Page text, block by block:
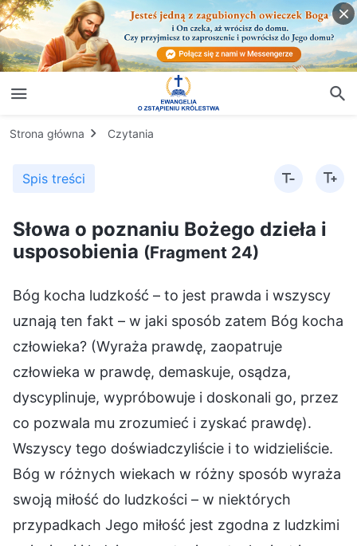
Strona główna Czytania
Spis treści
Słowa o poznaniu Bożego dzieła i
usposobienia (Fragment 24)
Bóg kocha ludzkość – to jest prawda i wszyscy
uznają ten fakt – w jaki sposób zatem Bóg kocha
człowieka? (Wyraża prawdę, zaopatruje
człowieka w prawdę, demaskuje, osądza,
dyscyplinuje, wypróbowuje i doskonali go, przez
co pozwala mu zrozumieć i zyskać prawdę).
Wszyscy tego doświadczyliście i to widzieliście.
Bóg w różnych wiekach w różny sposób wyraża
swoją miłość do ludzkości – w niektórych
przypadkach Jego miłość jest zgodna z ludzkimi